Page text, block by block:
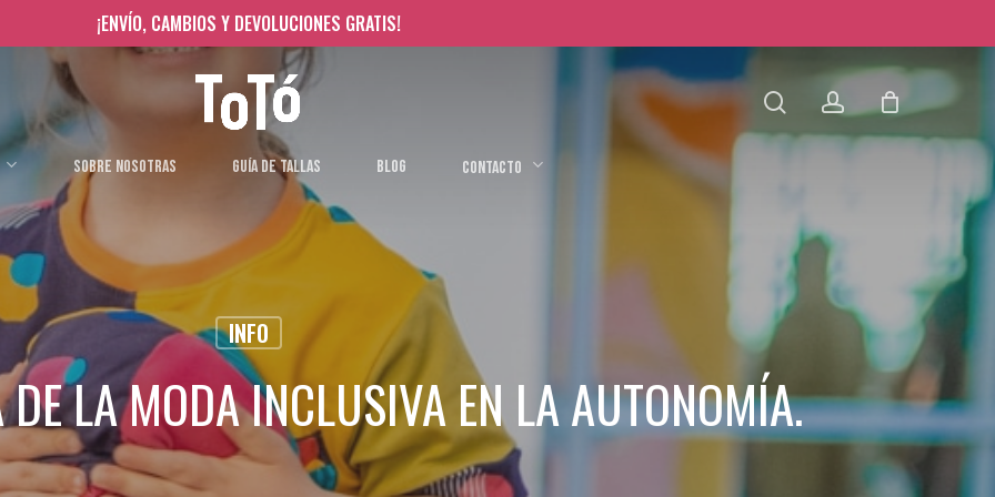
¡ENVÍO, CAMBIOS Y DEVOLUCIONES GRATIS!
SOBRE NOSOTRAS GUÍA DE TALLAS BLOG CONTACTO
INFO
LA MODA INCLUSIVA EN LA AUTONOMÍA.